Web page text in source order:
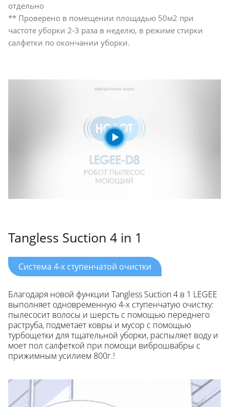
отдельно
** Проверено в помещении площадью 50м2 при
частоте уборки 2-3 раза в неделю, в режиме стирки
салфетки по окончании уборки.
Tangless Suction 4 in 1
Система 4-х ступенчатой очистки
Благодаря новой функции Tangless Suction 4 в 1 LEGEE
выполняет одновременную 4-х ступенчатую очистку:
пылесосит волосы и шерсть с помощью переднего
раструба, подметает ковры и мусор с помощью
турбощетки для тщательной уборки, распыляет воду и
моет пол салфеткой при помощи виброшвабры с
прижимным усилием 800г.!